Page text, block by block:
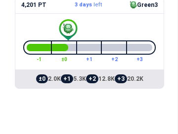
4,201 PT 3 daysleft Green3
-1 ±0 +1 +2 +3
±0 2.0K +1 5.3K +2 12.8K +3 20.2K